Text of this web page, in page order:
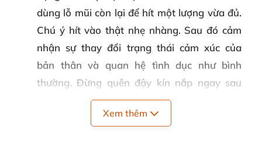
dùng lỗ mũi còn lại để hít một lượng vừa đủ.
Chú ý hít vào thật nhẹ nhàng. Sau đó cảm
nhận sự thay đổi trạng thái cảm xúc của
bản thân và quan hệ tình dục như bình
thường. Đừng quên đậy kín nắp ngay sau
khi sử dụng để hạn chế tối đa tình trạng bay
Xem thêm